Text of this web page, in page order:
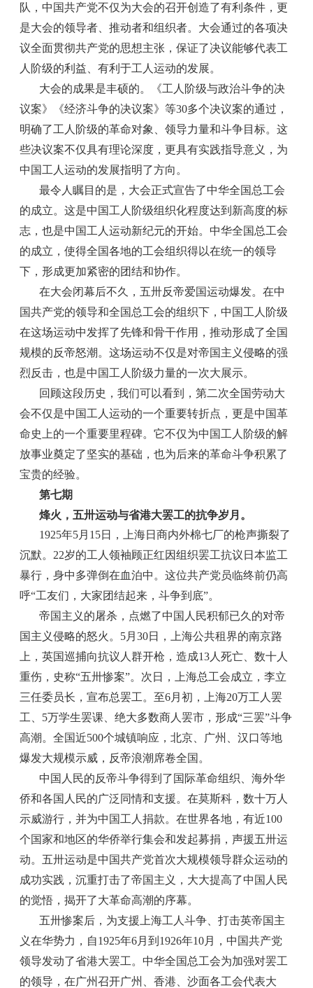
队，中国共产党不仅为大会的召开创造了有利条件，更
是大会的领导者、推动者和组织者。大会通过的各项决
议全面贯彻共产党的思想主张，保证了决议能够代表工
人阶级的利益、有利于工人运动的发展。
大会的成果是丰硕的。《工人阶级与政治斗争的决
议案》《经济斗争的决议案》等30多个决议案的通过，
明确了工人阶级的革命对象、领导力量和斗争目标。这
些决议案不仅具有理论深度，更具有实践指导意义，为
中国工人运动的发展指明了方向。
最令人瞩目的是，大会正式宣告了中华全国总工会
的成立。这是中国工人阶级组织化程度达到新高度的标
志，也是中国工人运动新纪元的开始。中华全国总工会
的成立，使得全国各地的工会组织得以在统一的领导
下，形成更加紧密的团结和协作。
在大会闭幕后不久，五卅反帝爱国运动爆发。在中
国共产党的领导和全国总工会的组织下，中国工人阶级
在这场运动中发挥了先锋和骨干作用，推动形成了全国
规模的反帝怒潮。这场运动不仅是对帝国主义侵略的强
烈反击，也是中国工人阶级力量的一次大展示。
回顾这段历史，我们可以看到，第二次全国劳动大
会不仅是中国工人运动的一个重要转折点，更是中国革
命史上的一个重要里程碑。它不仅为中国工人阶级的解
放事业奠定了坚实的基础，也为后来的革命斗争积累了
宝贵的经验。
第七期
烽火，五卅运动与省港大罢工的抗争岁月。
1925年5月15日，上海日商内外棉七厂的枪声撕裂了
沉默。22岁的工人领袖顾正红因组织罢工抗议日本监工
暴行，身中多弹倒在血泊中。这位共产党员临终前仍高
呼“工友们，大家团结起来，斗争到底”。
帝国主义的屠杀，点燃了中国人民积郁已久的对帝
国主义侵略的怒火。5月30日，上海公共租界的南京路
上，英国巡捕向抗议人群开枪，造成13人死亡、数十人
重伤，史称“五卅惨案”。次日，上海总工会成立，李立
三任委员长，宣布总罢工。至6月初，上海20万工人罢
工、5万学生罢课、绝大多数商人罢市，形成“三罢”斗争
高潮。全国近500个城镇响应，北京、广州、汉口等地
爆发大规模示威，反帝浪潮席卷全国。
中国人民的反帝斗争得到了国际革命组织、海外华
侨和各国人民的广泛同情和支援。在莫斯科，数十万人
示威游行，并为中国工人捐款。在世界各地，有近100
个国家和地区的华侨举行集会和发起募捐，声援五卅运
动。五卅运动是中国共产党首次大规模领导群众运动的
成功实践，沉重打击了帝国主义，大大提高了中国人民
的觉悟，揭开了大革命高潮的序幕。
五卅惨案后，为支援上海工人斗争、打击英帝国主
义在华势力，自1925年6月到1926年10月，中国共产党
领导发动了省港大罢工。中华全国总工会为加强对罢工
的领导，在广州召开广州、香港、沙面各工会代表大